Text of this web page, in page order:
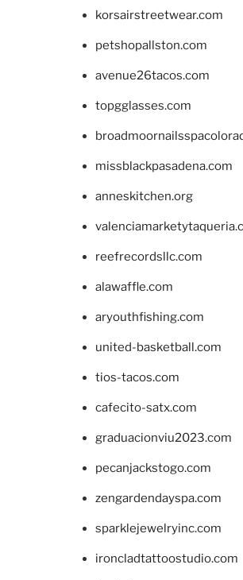
korsairstreetwear.com
petshopallston.com
avenue26tacos.com
topgglasses.com
missblackpasadena.com
anneskitchen.org
reefrecordsllc.com
alawaffle.com
aryouthfishing.com
united-basketball.com
tios-tacos.com
cafecito-satx.com
graduacionviu2023.com
pecanjackstogo.com
zengardendayspa.com
sparklejewelryinc.com
ironcladtattoostudio.com